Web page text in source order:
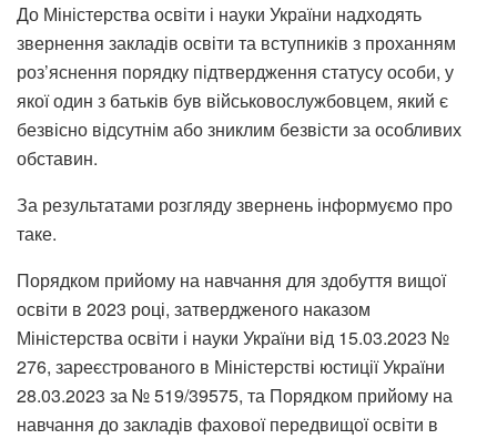
До Міністерства освіти і науки України надходять
звернення закладів освіти та вступників з проханням
роз’яснення порядку підтвердження статусу особи, у
якої один з батьків був військовослужбовцем, який є
безвісно відсутнім або зниклим безвісти за особливих
обставин.
За результатами розгляду звернень інформуємо про
таке.
Порядком прийому на навчання для здобуття вищої
освіти в 2023 році, затвердженого наказом
Міністерства освіти і науки України від 15.03.2023 №
276, зареєстрованого в Міністерстві юстиції України
28.03.2023 за № 519/39575, та Порядком прийому на
навчання до закладів фахової передвищої освіти в